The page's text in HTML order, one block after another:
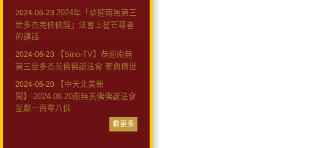
2024-06-23 2024年「恭迎南無第三
世多杰羌佛佛誕」法會上翟芒尊者
的講話
2024-06-23
【Sino-TV】恭迎南無
第三世多杰羌佛佛誕法會 聖典傳世
2024-06-20
【中天北美新
聞】-2024.06.20南無羌佛佛誕法會
呈獻一百零八供
看更多